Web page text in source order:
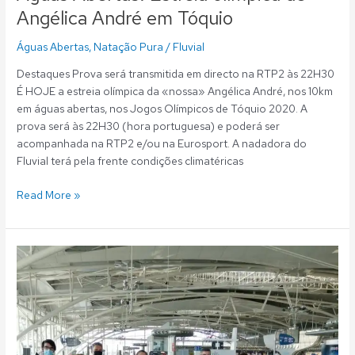
Angélica André em Tóquio
Águas Abertas, Natação Pura / Fluvial
Destaques Prova será transmitida em directo na RTP2 às 22H30
É HOJE a estreia olímpica da «nossa» Angélica André, nos 10km
em águas abertas, nos Jogos Olímpicos de Tóquio 2020. A
prova será às 22H30 (hora portuguesa) e poderá ser
acompanhada na RTP2 e/ou na Eurosport. A nadadora do
Fluvial terá pela frente condições climatéricas
Read More »
Águas
Abertas:
Angélica
André
e
Rui